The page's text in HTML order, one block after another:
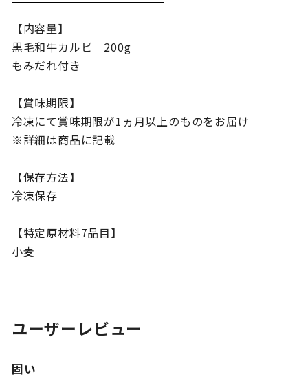
【内容量】
黒毛和牛カルビ 200g
もみだれ付き
【賞味期限】
冷凍にて賞味期限が1ヵ月以上のものをお届け
※詳細は商品に記載
【保存方法】
冷凍保存
【特定原材料7品目】
小麦
ユーザーレビュー
固い